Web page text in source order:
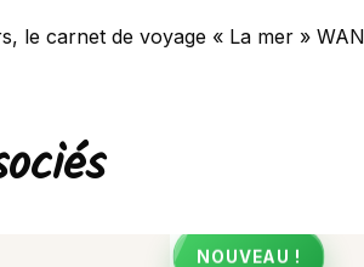
le carnet de voyage « La mer »
NOUVEAU !